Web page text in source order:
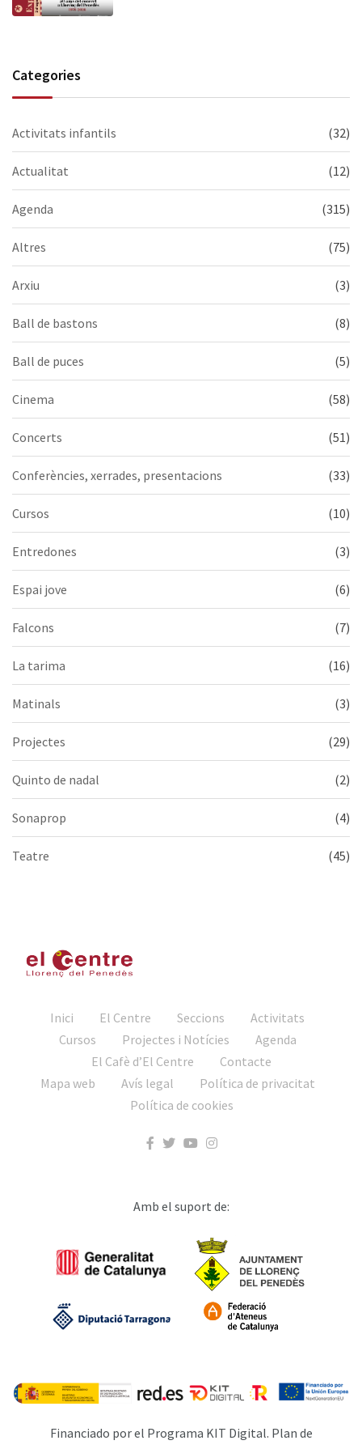
Categories
Activitats infantils (32)
Actualitat (12)
Agenda (315)
Altres (75)
Arxiu (3)
Ball de bastons (8)
Ball de puces (5)
Cinema (58)
Concerts (51)
Conferències, xerrades, presentacions (33)
Cursos (10)
Entredones (3)
Espai jove (6)
Falcons (7)
La tarima (16)
Matinals (3)
Projectes (29)
Quinto de nadal (2)
Sonaprop (4)
Teatre (45)
Inici El Centre Seccions
Activitats
Cursos
Projectes i Notícies
Agenda
El Cafè d’El Centre
Contacte
Mapa web
Avís legal
Política de privacitat
Política de cookies
Amb el suport de:
Financiado por el Programa KIT Digital. Plan de